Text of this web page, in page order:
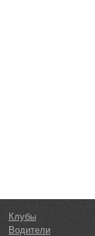
Клубы
Водители